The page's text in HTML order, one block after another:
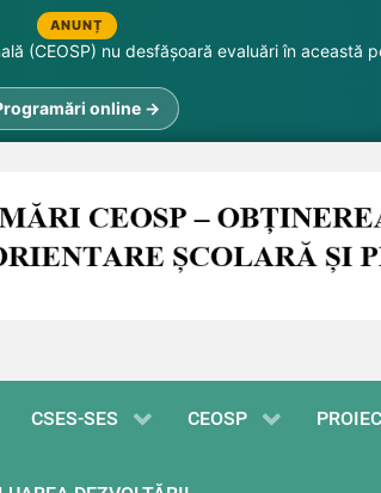
ANUNȚ
(CEOSP) nu desfășoară evaluări în această
online →
CSES-SES CEOSP